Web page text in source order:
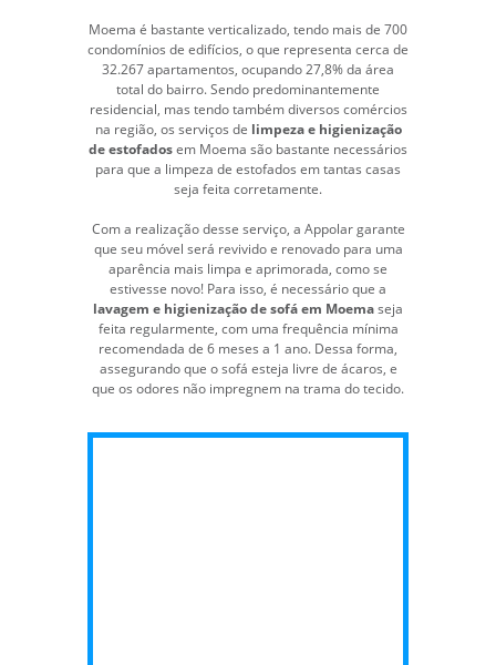
Moema é bastante verticalizado, tendo mais de 700
condomínios de edifícios, o que representa cerca de
32.267 apartamentos, ocupando 27,8% da área
total do bairro. Sendo predominantemente
residencial, mas tendo também diversos comércios
na região, os serviços de limpeza e higienização
de estofadosem Moema são bastante necessários
para que a limpeza de estofados em tantas casas
seja feita corretamente.
Com a realização desse serviço, a Appolar garante
que seu móvel será revivido e renovado para uma
aparência mais limpa e aprimorada, como se
estivesse novo! Para isso, é necessário que a
lavagem e higienização de sofá em Moemaseja
feita regularmente, com uma frequência mínima
recomendada de 6 meses a 1 ano. Dessa forma,
assegurando que o sofá esteja livre de ácaros, e
que os odores não impregnem na trama do tecido.